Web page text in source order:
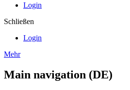
Login
Schließen
Login
Mehr
Main navigation (DE)